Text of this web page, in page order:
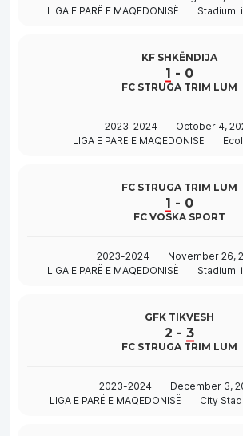
LIGA E PARË E MAQEDONISË
Stadiumi
KF SHKËNDIJA
1 - 0
FC STRUGA TRIM LUM
2023-2024
October 4,
LIGA E PARË E MAQEDONISË
FC STRUGA TRIM LUM
1 - 0
FC VOSKA SPORT
2023-2024
November 26,
LIGA E PARË E MAQEDONISË
Stadiumi
GFK TIKVESH
2 - 3
FC STRUGA TRIM LUM
2023-2024
December 3,
LIGA E PARË E MAQEDONISË
City